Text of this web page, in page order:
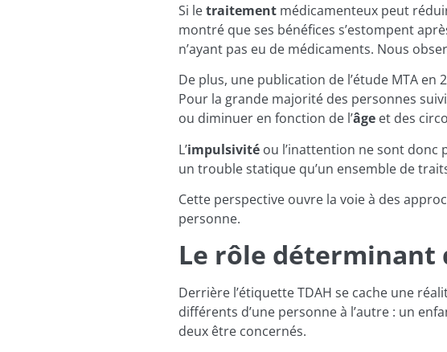
Si letraitement médicamenteux peut
montré que ses bénéfices s’estompent
n’ayant pas eu de médicaments. Nous
De plus, une publication de l’étude MTA
Pour la grande majorité des personnes
ou diminuer en fonction de l’âge et des
L’impulsivité ou l’inattention ne sont donc
un trouble statique qu’un ensemble de
Cette perspective ouvre la voie à des
personne.
Le rôle déterminant
Derrière l’étiquette TDAH se cache une
différents d’une personne à l’autre : un
deux être concernés.